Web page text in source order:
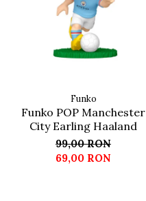
Funko
Funko POP Manchester
City Earling Haaland
99,00 RON
69,00 RON